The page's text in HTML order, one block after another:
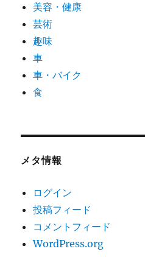
美容・健康
芸術
趣味
車
車・バイク
食
メタ情報
ログイン
投稿フィード
コメントフィード
WordPress.org